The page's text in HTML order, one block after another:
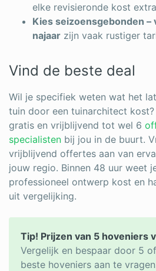
elke revisieronde kost
Kies seizoensgebonden –
najaar zijn vaak rustiger
Vind de beste deal
Wil je specifiek weten wat het
tuin door een tuinarchitect
gratis en vrijblijvend tot wel 6
specialisten bij jou in de buurt.
vrijblijvend offertes aan van
jouw regio. Binnen 48 uur weet
professioneel ontwerp kost en
uit vergelijking.
Tip! Prijzen van 5 hoveniers
Vergelijk en bespaar door 5
beste hoveniers aan te